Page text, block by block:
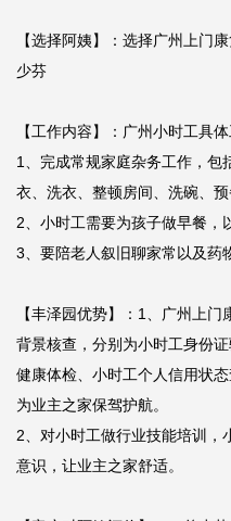
【选择阿姨】：选择广州上门
少芬
【工作内容】：广州小时工具
1、完成常规家庭杂务工作，包
衣、洗衣、整顿房间、洗碗、预
2、小时工需要为孩子做早餐，
3、要陪老人叙旧聊家常以及药
【丰泽园优势】：1、广州上
背景核查，分别为小时工身份
健康体检、小时工个人信用状
为业主之家保驾护航。
2、对小时工做行业技能培训，
意识，让业主之家舒适。